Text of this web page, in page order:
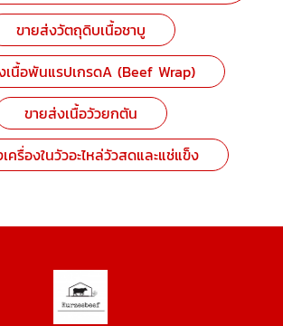
ขายส่งวัตถุดิบเนื้อชาบู
เนื้อพันแรปเกรดA (Beef Wrap)
ขายส่งเนื้อวัวยกตัน
ครื่องในวัวอะไหล่วัวสดและแช่แข็ง